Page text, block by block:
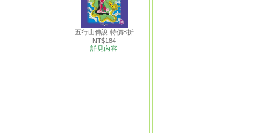
五行山傳說 特價8折
NT$184
詳見內容